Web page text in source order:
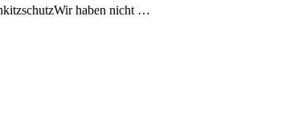
haben nicht …